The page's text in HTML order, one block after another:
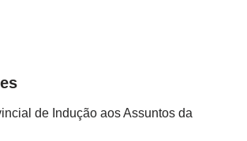
de Indução aos Assuntos da